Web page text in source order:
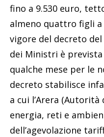
fino a 9.530 euro,
almeno quattro figli a
vigore del decreto
dei Ministri è
qualche mese per le
decreto stabilisce
a cui l’Arera
energia, reti e
dell’agevolazione